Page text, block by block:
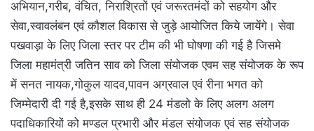
अभियान,गरीब, वंचित, निराश्रितों एवं जरूरतमंदों को सहयोग और
सेवा,स्वावलंबन एवं कौशल विकास से जुड़े आयोजित किये जायेंगे। सेवा
पखवाड़ा के लिए जिला स्तर पर टीम की भी घोषणा की गई है जिसमे
जिला महामंत्री जतिन साव को जिला संयोजक एवम सह संयोजक के रूप
में सनत नायक,गोकुल यादव,पावन अग्रवाल एवं रीना भगत को
जिम्मेदारी दी गई है,इसके साथ ही 24 मंडलो के लिए अलग अलग
पदाधिकारियों को मण्डल प्रभारी और मंडल संयोजक एवं सह संयोजक